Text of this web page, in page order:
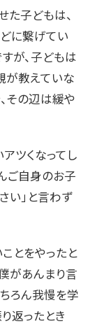
た子どもは、
に繋げてい
が、子どもは
が教えていな
その辺は緩や
ツくなってし
ご自身のお子
い」と言わず
とをやったと
があんまり言
ろん我慢を学
返ったとき